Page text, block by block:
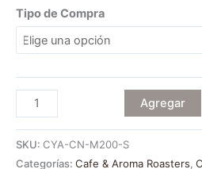
Tipo de Compra
Agregar
SKU: CYA-CN-M200-S
Categorías: Cafe & Aroma Roasters,